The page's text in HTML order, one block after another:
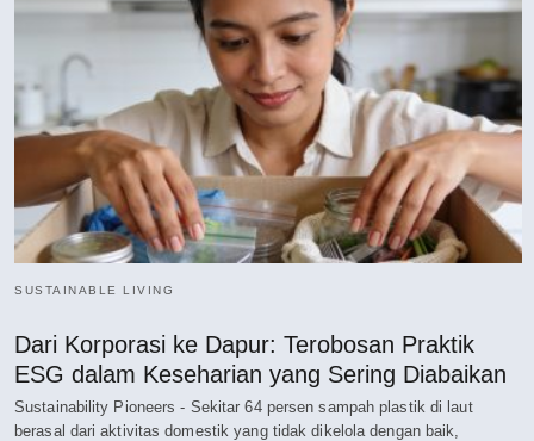
SUSTAINABLE LIVING
Dari Korporasi ke Dapur: Terobosan Praktik
ESG dalam Keseharian yang Sering Diabaikan
Sustainability Pioneers - Sekitar 64 persen sampah plastik di laut
berasal dari aktivitas domestik yang tidak dikelola dengan baik,